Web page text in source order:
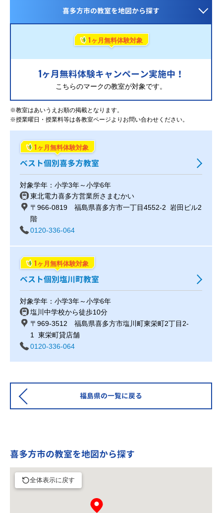
喜多方市の教室を地図から探す
1 ヶ月無料体験対象
1ヶ月無料体験キャンペーン実施中！
こちらのマークの教室が対象です。
※教室はあいうえお順の掲載となります。
※授業曜日・授業料等は各教室ページよりお問い合わせください。
1 ヶ月無料体験対象
ベスト個別喜多方教室
対象学年：小学3年～小学6年
東北電力喜多方営業所さまむかい
〒966-0819 福島県喜多方市一丁目4552-2 岩田ビル2
階
0120-336-064
1 ヶ月無料体験対象
ベスト個別塩川町教室
対象学年：小学3年～小学6年
塩川中学校から徒歩10分
〒969-3512 福島県喜多方市塩川町東栄町2丁目2-
1 東栄町貸店舗
0120-336-064
福島県の一覧に戻る
喜多方市の教室を地図から探す
全体表示に戻す